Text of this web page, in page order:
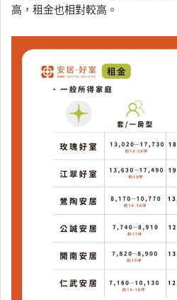
高，租金也相對較高。